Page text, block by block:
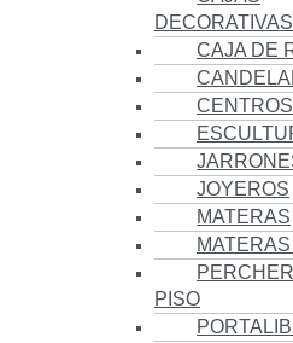
DECORATIVAS
CAJA DE
JOYEROS
MATERAS
PISO